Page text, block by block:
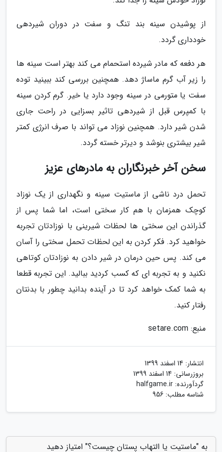
از پوشیدن سینه بند تنگ و سفت در دوران شیردهی
خودداری گردد.
هر دفعه که مادر شیرده استحمام می کند بهتر است سینه ها
را زیر آب گرم ماساژ دهد. همچنین بررسی کند ببینید توده
سفت یا متورمی در سینه وجود دارد یا خیر. گرم کردن سینه
با کمپرس قبل از شیردهی تاثیر بسزایی در راحت جاری
شدن شیر دارد. همچنین نوزاد می تواند با صرف انرژی کمتر
شیر بیشتری بنوشد و دیرتر خسته گردد.
سخن آخر خبرنگاران به مادرهای عزیز
تحمل درد ناشی از ماستیت سینه و نگهداری از یک نوزاد
کوچک همزمان با هم کار سختی است، اما شما پس از
گذراندن این سختی ها لحظات شیرینی با نوزادتان تجربه
خواهید کرد. فکر کردن به این لحظات تحمل سختی را آسان
می کند. پس حین درمان در شیر دادن به نوزادتان کوتاهی
نکنید و به تجربه ای که کسب کردید ببالید. این تجربه قطعا
به شما کمک خواهد کرد تا در آینده بدانید چطور با بدنتان
رفتار کنید.
منبع: setare.com
انتشار: 14 اسفند 1399
بروزرسانی: 14 اسفند 1399
گردآورنده: halfgame.ir
شناسه مطلب: 956
به "ماستیت یا التهاب پستان چیست؟" امتیاز دهید